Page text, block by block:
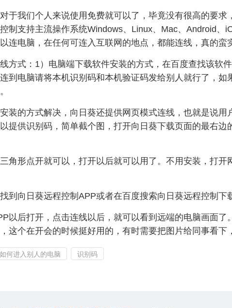
我们个人来说使用免费就可以了，毕竟没有很高的要求
制支持主流操作系统Windows、Linux、Mac、Android、
连电脑，在任何可连入互联网的地点，都能连线，真的蛮
式：1）电脑端下载软件安装的方式，在百度查找该软
到电脑请将本机识别码和本机验证码发给别人就行了，如
的方式解决，向日葵还提供网页模式连线，也就是说用
提供识别码，简单截个图，打开向日葵下载页面的最右边
形点开就可以，打开以后就可以用了。不用安装，打开
向日葵远程控制APP或者在百度搜索向日葵远程控制下
后打开，点击连线以后，就可以看到远端的电脑画面了
这个在开会的时候挺好用的，有时需要把图片给同事看下
如何进入别人的电脑 识别码